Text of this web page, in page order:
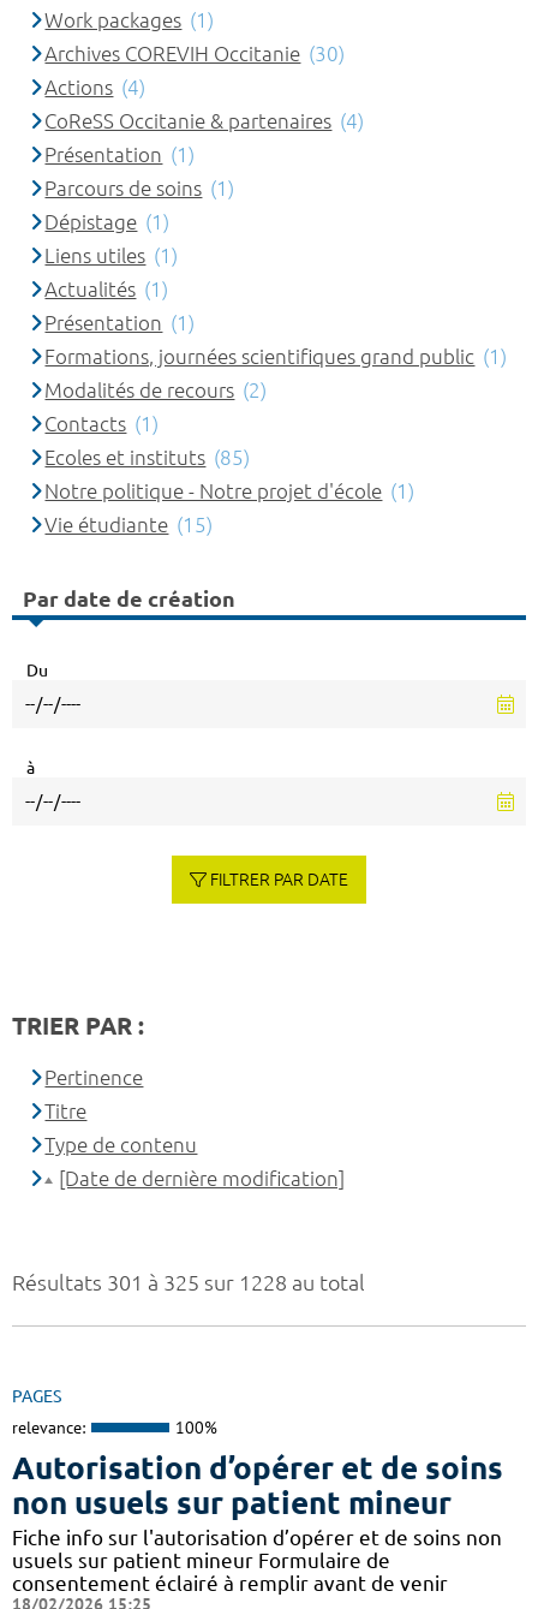
Résultats 301 à 325 sur 1228 au total
PAGES
relevance: 100%
Autorisation d’opérer et de soins
non usuels sur patient mineur
Fiche info sur l'autorisation d’opérer et de soins non
usuels sur patient mineur Formulaire de
consentement éclairé à remplir avant de venir
18/02/2026 15:25
Work packages (1)
Archives COREVIH Occitanie (30)
Actions (4)
CoReSS Occitanie & partenaires (4)
Présentation (1)
Parcours de soins (1)
Dépistage (1)
Liens utiles (1)
Actualités (1)
Présentation (1)
Formations, journées scientifiques grand public (1)
Modalités de recours (2)
Contacts (1)
Ecoles et instituts (85)
Notre politique - Notre projet d'école (1)
Vie étudiante (15)
Par date de création
Du
à
FILTRER PAR DATE
TRIER PAR :
Pertinence
Titre
Type de contenu
[Date de dernière modification]